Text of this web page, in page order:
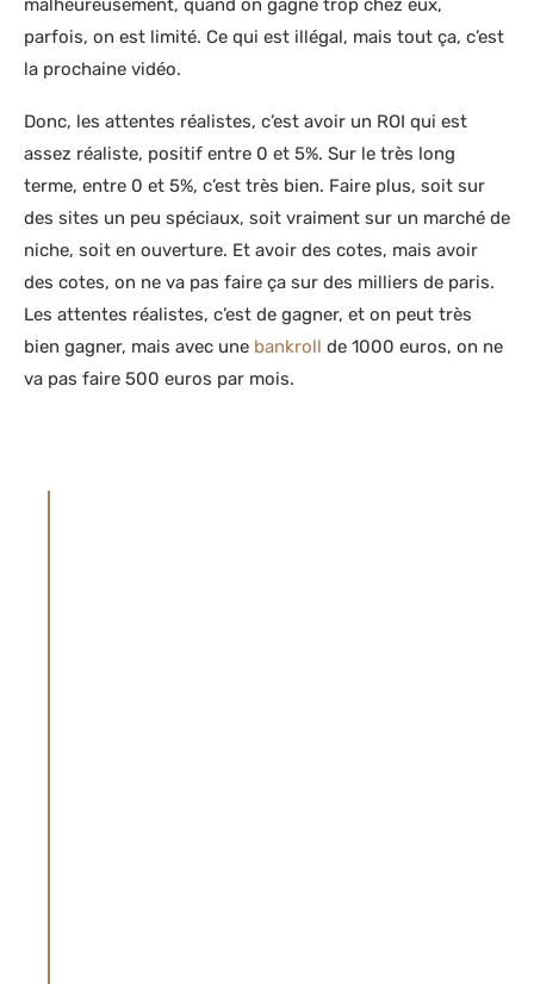
malheureusement, quand on gagne trop chez eux,
parfois, on est limité. Ce qui est illégal, mais tout ça, c’est
la prochaine vidéo.
Donc, les attentes réalistes, c’est avoir un ROI qui est
assez réaliste, positif entre 0 et 5%. Sur le très long
terme, entre 0 et 5%, c’est très bien. Faire plus, soit sur
des sites un peu spéciaux, soit vraiment sur un marché de
niche, soit en ouverture. Et avoir des cotes, mais avoir
des cotes, on ne va pas faire ça sur des milliers de paris.
Les attentes réalistes, c’est de gagner, et on peut très
bien gagner, mais avec une bankroll de 1000 euros, on ne
va pas faire 500 euros par mois.